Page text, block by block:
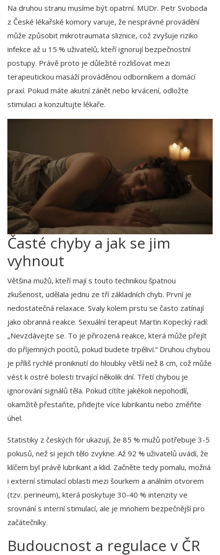
Na druhou stranu musíme být opatrní. MUDr. Petr Svoboda
z České lékařské komory varuje, že nesprávné provádění
může způsobit mikrotraumata sliznice, což zvyšuje riziko
infekce až u 15 % uživatelů, kteří ignorují bezpečnostní
postupy. Právě proto je důležité rozlišovat mezi
terapeutickou masáží prováděnou odborníkem a domácí
praxí. Pokud máte akutní zánět nebo krvácení, odložte
stimulaci a konzultujte lékaře.
Časté chyby a jak se jim
vyhnout
Většina mužů, kteří mají s touto technikou špatnou
zkušenost, udělala jednu ze tří základních chyb. První je
nedostatečná relaxace. Svaly kolem prstu se často zatínají
jako obranná reakce. Sexuální terapeut Martin Kopecký radí:
„Nevzdávejte se. To je přirozená reakce, která může přejít
do příjemných pocitů, pokud budete trpěliví.“ Druhou chybou
je příliš rychlé proniknutí do hloubky větší než 8 cm, což může
vést k ostré bolesti trvající několik dní. Třetí chybou je
ignorování signálů těla. Pokud cítíte jakékoli nepohodlí,
okamžitě přestaňte, přidejte více lubrikantu nebo změňte
úhel.
Statistiky z českých fór ukazují, že 85 % mužů potřebuje 3-5
pokusů, než si jejich tělo zvykne. Až 92 % uživatelů uvádí, že
klíčem byl právě lubrikant a klid. Začněte tedy pomalu, možná
i externí stimulací oblasti mezi šourkem a análním otvorem
(tzv. perineum), která poskytuje 30-40 % intenzity ve
srovnání s interní stimulací, ale je mnohem bezpečnější pro
začátečníky.
Budoucnost a regulace v ČR